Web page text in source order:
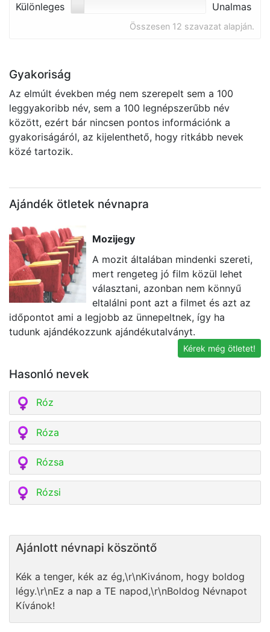
Különleges
Unalmas
Összesen 12 szavazat alapján.
Gyakoriság
Az elmúlt években még nem szerepelt sem a 100
leggyakoribb név, sem a 100 legnépszerűbb név
között, ezért bár nincsen pontos információnk a
gyakoriságáról, az kijelenthető, hogy ritkább nevek
közé tartozik.
Ajándék ötletek névnapra
Mozijegy
A mozit általában mindenki szereti,
mert rengeteg jó film közül lehet
választani, azonban nem könnyű
eltalálni pont azt a filmet és azt az
időpontot ami a legjobb az ünnepeltnek, így ha
tudunk ajándékozzunk ajándékutalványt.
Kérek még ötletet!
Hasonló nevek
Róz
Róza
Rózsa
Rózsi
Ajánlott névnapi köszöntő
Kék a tenger, kék az ég,\r\nKivánom, hogy boldog
légy.\r\nEz a nap a TE napod,\r\nBoldog Névnapot
Kívánok!